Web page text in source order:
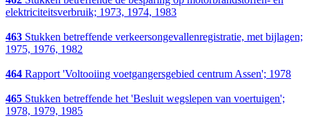
elektriciteitsverbruik; 1973, 1974, 1983
463 Stukken betreffende verkeersongevallenregistratie, met bijlagen;
1975, 1976, 1982
464 Rapport 'Voltooiing voetgangersgebied centrum Assen'; 1978
465 Stukken betreffende het 'Besluit wegslepen van voertuigen';
1978, 1979, 1985